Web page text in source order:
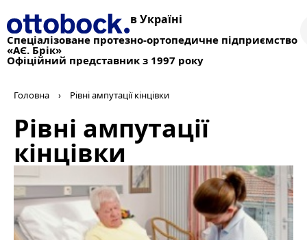
в Україні
Спеціалізоване протезно-ортопедичне підприємство
«АЄ. Брік»
Офіційний представник з 1997 року
Головна › Рівні ампутації кінцівки
Рівні ампутації
кінцівки